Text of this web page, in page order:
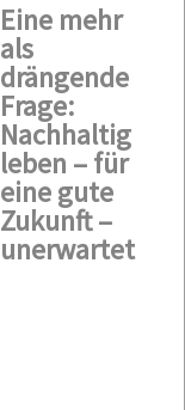
Eine mehr
als
drängende
Frage:
Nachhaltig
leben – für
eine gute
Zukunft –
unerwartet